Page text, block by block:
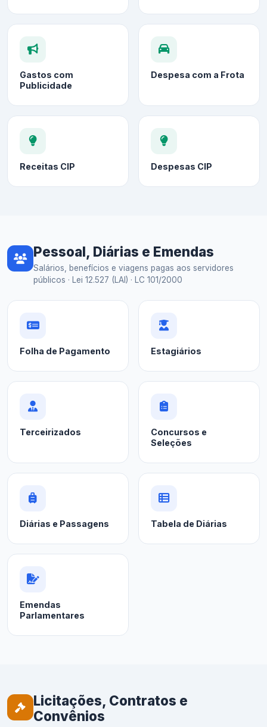
Gastos com
Publicidade
Despesa com a Frota
Receitas CIP Despesas CIP
Pessoal, Diárias e Emendas
Salários, benefícios e viagens pagas aos servidores
públicos · Lei 12.527 (LAI) · LC 101/2000
Folha de Pagamento Estagiários
Terceirizados
Concursos e
Seleções
Diárias e Passagens Tabela de Diárias
Emendas
Parlamentares
Licitações, Contratos e
Convênios